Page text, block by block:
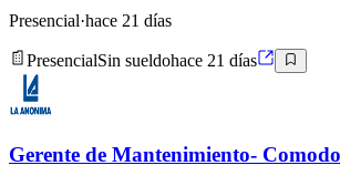
Presencial·hace 21 días
PresencialSin sueldohace 21 días
Gerente de Mantenimiento-